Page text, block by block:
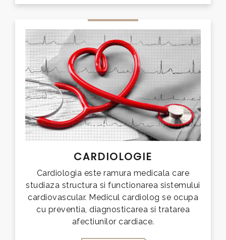
CARDIOLOGIE
Cardiologia este ramura medicala care
studiaza structura si functionarea sistemului
cardiovascular. Medicul cardiolog se ocupa
cu preventia, diagnosticarea si tratarea
afectiunilor cardiace.